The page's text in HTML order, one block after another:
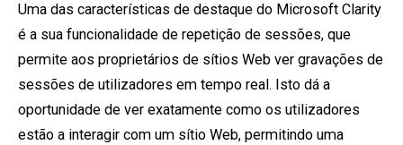
Uma das características de destaque do Microsoft Clarity
é a sua funcionalidade de repetição de sessões, que
permite aos proprietários de sítios Web ver gravações de
sessões de utilizadores em tempo real. Isto dá a
oportunidade de ver exatamente como os utilizadores
estão a interagir com um sítio Web, permitindo uma